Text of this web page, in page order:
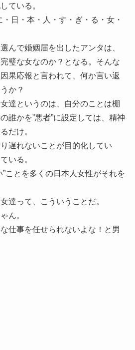
ている。
・日・本・人・す・ぎ・る・女・
んで婚姻届を出したアンタは、
璧な女なのか？となる。そんな
果応報と言われて、何か言い返
か？
達というのは、自分のことは棚
誰かを”悪者”に設定しては、精神
だけ。
遅れないことが目的化してい
いる。
ことを多くの日本人女性がそれを
達って、こういうことだ。
ん。
仕事を任せられないよな！と男